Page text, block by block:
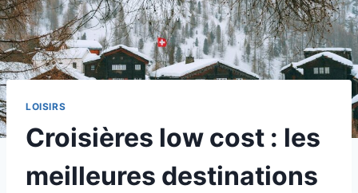
LOISIRS
Croisières low cost : les
meilleures destinations